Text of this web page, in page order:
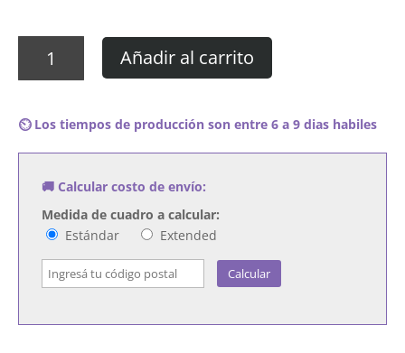
Young
Gumbo
cantidad
Añadir al carrito
⏲️ Los tiempos de producción son entre 6 a 9 dias habiles
🚚 Calcular costo de envío:
Medida de cuadro a calcular:
Estándar
Extended
Calcular